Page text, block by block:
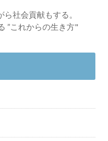
社会貢献もする。
”これからの生き方"